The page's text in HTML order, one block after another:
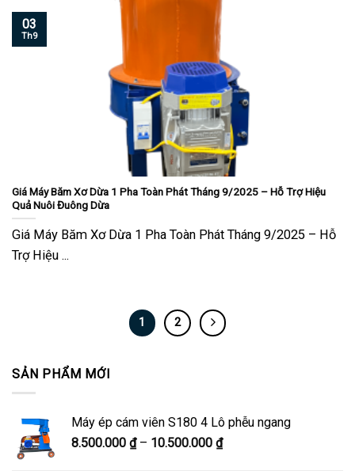
SẢN PHẨM MỚI
Máy ép cám viên S180 4 Lô phễu ngang
8.500.000 ₫ – 10.500.000 ₫Khoảng
Giá Máy Băm Xơ Dừa 1 Pha Toàn Phát Tháng 9/2025 – Hỗ Trợ Hiệu
Quả Nuôi Đuông Dừa
Giá Máy Băm Xơ Dừa 1 Pha Toàn Phát Tháng 9/2025 – Hỗ
Trợ Hiệu ...
03
Th9
1 2